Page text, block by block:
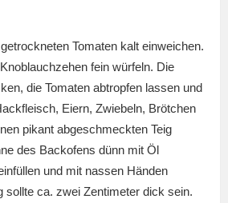
Tomaten kalt einweichen.
fein würfeln. Die
die Tomaten abtropfen lassen und
Eiern, Zwiebeln, Brötchen
pikant abgeschmeckten Teig
des Backofens dünn mit Öl
und mit nassen Händen
sollte ca. zwei Zentimeter dick sein.